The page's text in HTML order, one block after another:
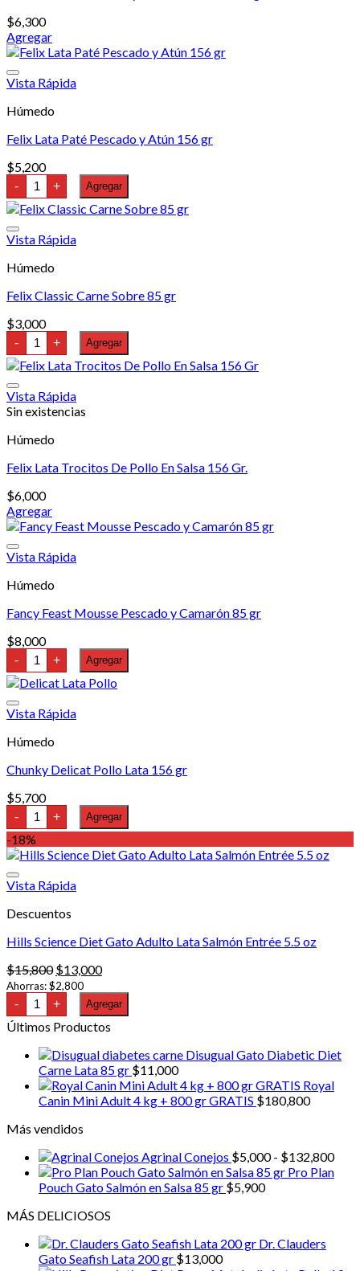
$6,300
Agregar
Vista Rápida
Húmedo
Felix Lata Paté Pescado y Atún 156 gr
$5,200
- Felix
Lata
Paté
Pescado
Atún
gr
+ Agregar
Vista Rápida
Húmedo
Felix Classic Carne Sobre 85 gr
$3,000
- Felix
Classic
Carne
Sobre
gr
cantidad
+ Agregar
Vista Rápida
Sin existencias
Húmedo
Felix Lata Trocitos De Pollo En Salsa 156 Gr.
$6,000
Agregar
Vista Rápida
Húmedo
Fancy Feast Mousse Pescado y Camarón 85 gr
$8,000
- Fancy
Feast
Mousse
Pescado
Camarón
gr
+ Agregar
Vista Rápida
Húmedo
Chunky Delicat Pollo Lata 156 gr
$5,700
- Chunky
Delicat
Pollo
Lata
156
cantidad
+ Agregar
-18%
Vista Rápida
Descuentos
Hills Science Diet Gato Adulto Lata Salmón Entrée 5.5 oz
$15,800 El
precio
original
era:
$15,800.
$13,000El
actual
es:
$13,000.
Ahorras:$2,800
- Hills
Science
Diet
Gato
Adulto
Lata
Salmón
Entrée
5.5
cantidad
+ Agregar
Últimos Productos
Disugual Gato Diabetic Diet
Carne Lata 85 gr $11,000
Royal
Canin Mini Adult 4 kg + 800 gr GRATIS $180,800
Más vendidos
Agrinal Conejos $5,000 - $132,800
de
Pro Plan
Pouch Gato Salmón en Salsa 85 gr $5,900
MÁS DELICIOSOS
Dr. Clauders
Gato Seafish Lata 200 gr $13,000